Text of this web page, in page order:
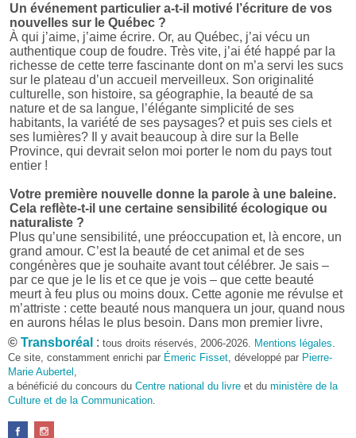
Un événement particulier a-t-il motivé l’écriture de vos
nouvelles sur le Québec ?
À qui j’aime, j’aime écrire. Or, au Québec, j’ai vécu un
authentique coup de foudre. Très vite, j’ai été happé par la
richesse de cette terre fascinante dont on m’a servi les sucs
sur le plateau d’un accueil merveilleux. Son originalité
culturelle, son histoire, sa géographie, la beauté de sa
nature et de sa langue, l’élégante simplicité de ses
habitants, la variété de ses paysages? et puis ses ciels et
ses lumières? Il y avait beaucoup à dire sur la Belle
Province, qui devrait selon moi porter le nom du pays tout
entier !
Votre première nouvelle donne la parole à une baleine.
Cela reflète-t-il une certaine sensibilité écologique ou
naturaliste ?
Plus qu’une sensibilité, une préoccupation et, là encore, un
grand amour. C’est la beauté de cet animal et de ses
congénères que je souhaite avant tout célébrer. Je sais –
par ce que je le lis et ce que je vois – que cette beauté
meurt à feu plus ou moins doux. Cette agonie me révulse et
m’attriste : cette beauté nous manquera un jour, quand nous
en aurons hélas le plus besoin. Dans mon premier livre,
j’avais pris goût à me mettre dans la peau d’une bête. Outre
l’intérêt de l’exercice littéraire, il me semble que cela peut
être un bon moyen pour transmettre certains messages.
Pourquoi avoir choisi le format des nouvelles plutôt
qu’un autre ?
D’abord parce que j’aime (décidément!) en lire !
© Transboréal : tous droits réservés, 2006-2026. Mentions légales
Ce site, constamment enrichi par Émeric Fisset , développé par Pierre-
Marie Aubertel
a bénéficié du concours du Centre national du livre et du ministère de la
Culture et de la Communication